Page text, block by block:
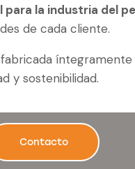
para la industria del
de cada cliente.
y sostenibilidad.
Contacto